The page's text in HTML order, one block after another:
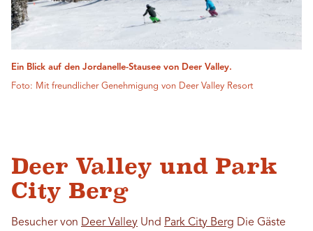
Ein Blick auf den Jordanelle-Stausee von Deer Valley.
Foto: Mit freundlicher Genehmigung von Deer Valley Resort
Deer Valley und Park
City Berg
Besucher von Deer Valley Und Park City Berg Die Gäste